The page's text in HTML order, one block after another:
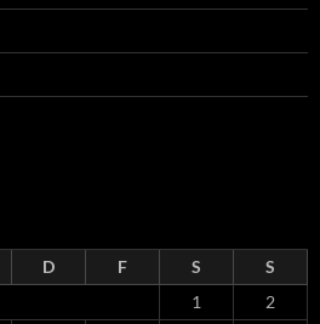
D F S
S
1
2